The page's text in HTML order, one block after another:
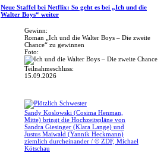
Neue Staffel bei Netflix: So geht es bei „Ich und die
Walter Boys“ weiter
Gewinn:
Roman „Ich und die Walter Boys – Die zweite
Chance“ zu gewinnen
Foto:
Teilnahmeschluss:
15.09.2026
Sandy Koslowski (Cosima Henman,
Mitte) bringt die Hochzeitspläne von
Sandra Giesinger (Klara Lange) und
Justus Maiwald (Yannik Heckmann)
ziemlich durcheinander / © ZDF, Michael
Kötschau